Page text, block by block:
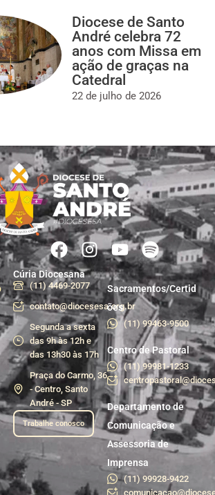
Diocese de Santo
André celebra 72
anos com Missa em
ação de graças na
Catedral
22 de julho de 2026
Cúria Diocesana
(11) 4469-2077
contato@diocesesa.org.br
Segunda a sexta
das 9h às 12h e
das 13h30 às 17h
Praça do Carmo, 36
- Centro, Santo
André - SP
Trabalhe conosco
Sacramentos/Certid
ões
(11) 99463-9500
Centro de Pastoral
(11) 99981-1233
Departamento de
Comunicação e
Assessoria de
Imprensa
(11) 99928-9422